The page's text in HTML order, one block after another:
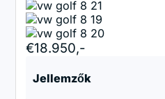
€18.950,-
Jellemzők